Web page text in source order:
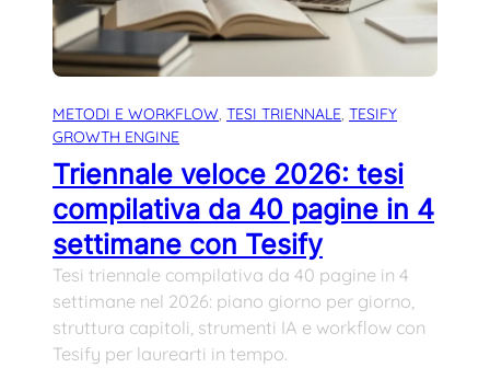
METODI E WORKFLOW, TESI TRIENNALE, TESIFY
GROWTH ENGINE
Triennale veloce 2026: tesi
compilativa da 40 pagine in 4
settimane con Tesify
Tesi triennale compilativa da 40 pagine in 4
settimane nel 2026: piano giorno per giorno,
struttura capitoli, strumenti IA e workflow con
Tesify per laurearti in tempo.